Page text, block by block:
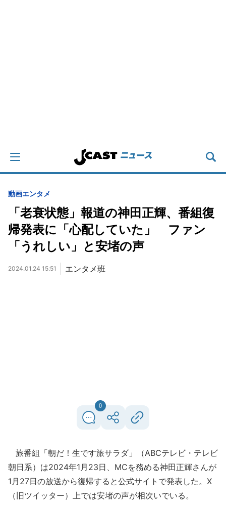
動画エンタメ
「老衰状態」報道の神田正輝、番組復
帰発表に「心配していた」 ファン
「うれしい」と安堵の声
2024.01.24 15:51 エンタメ班
0
旅番組「朝だ！生です旅サラダ」（ABCテレビ・テレビ
朝日系）は2024年1月23日、MCを務める神田正輝さんが
1月27日の放送から復帰すると公式サイトで発表した。X
（旧ツイッター）上では安堵の声が相次いでいる。